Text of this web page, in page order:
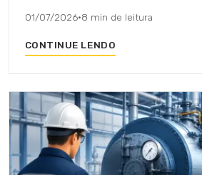
01/07/2026·8 min de leitura
CONTINUE LENDO